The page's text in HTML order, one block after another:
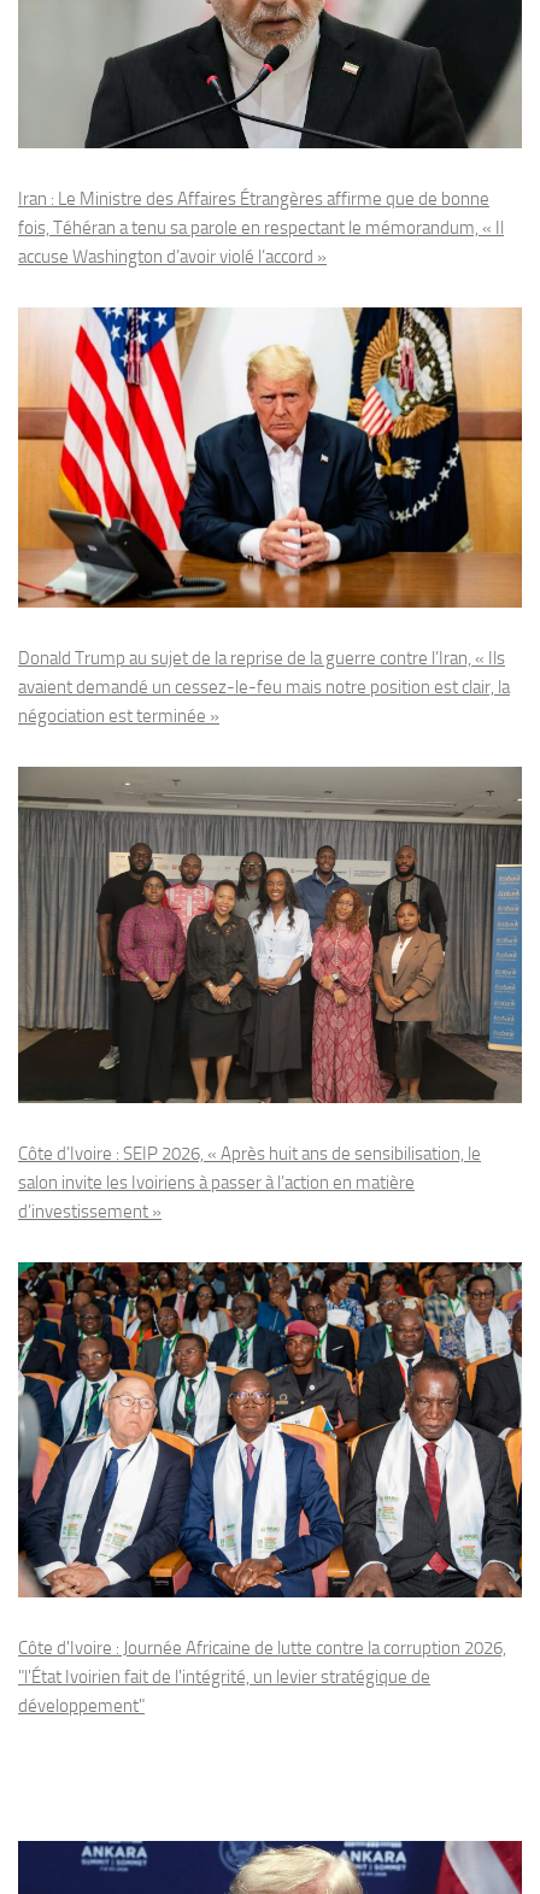
Iran : Le Ministre des Affaires Étrangères affirme que de bonne
fois, Téhéran a tenu sa parole en respectant le mémorandum, « Il
accuse Washington d’avoir violé l’accord »
Donald Trump au sujet de la reprise de la guerre contre l’Iran, « Ils
avaient demandé un cessez-le-feu mais notre position est clair, la
négociation est terminée »
Côte d’Ivoire : SEIP 2026, « Après huit ans de sensibilisation, le
salon invite les Ivoiriens à passer à l’action en matière
d’investissement »
Côte d'Ivoire : Journée Africaine de lutte contre la corruption 2026,
"l'État Ivoirien fait de l'intégrité, un levier stratégique de
développement"